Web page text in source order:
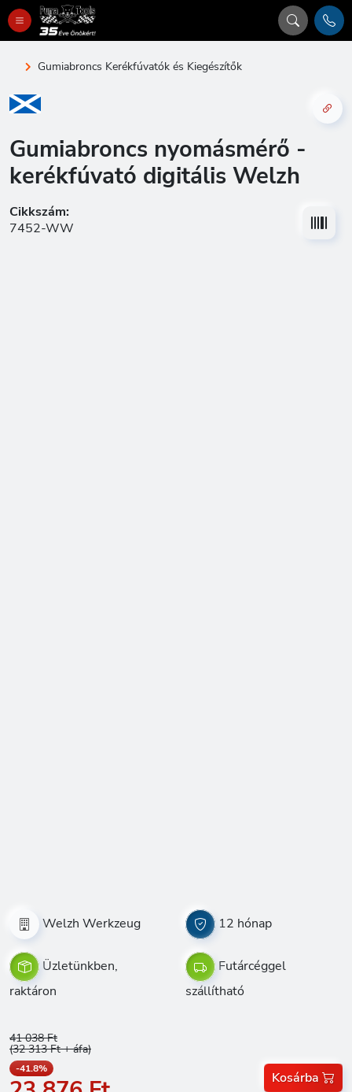
Gumiabroncs Kerékfúvatók és Kiegészítők
Gumiabroncs nyomásmérő -
kerékfúvató digitális Welzh
Cikkszám:
7452-WW
Welzh Werkzeug 12 hónap
Üzletünkben,
raktáron
Futárcéggel
szállítható
41 038 Ft
(32 313 Ft + áfa)
-41.8%
Kosárba